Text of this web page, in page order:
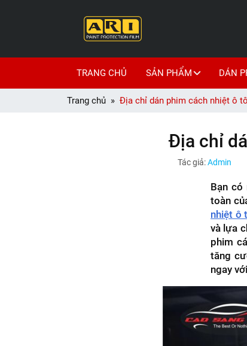
TRANG CHỦ SẢN PHẨM DÁN
Trang chủ Địa chỉ dán phim cách nhiệt ô
Địa chỉ
Tác giả:Admin
Bạn có
toàn
nhiệt ô
và lựa
phim
tăng
ngay